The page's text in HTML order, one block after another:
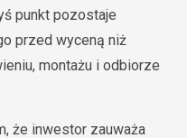
punkt pozostaje
przed wyceną niż
montażu i odbiorze
że inwestor zauważa